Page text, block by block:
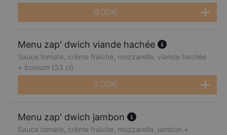
8.00€
Menu zap' dwich viande hachée
Sauce tomate, crème fraîche, mozzarella, viande hachée
+ boisson (33 cl)
9.00€
Menu zap' dwich jambon
Sauce tomate, crème fraîche, mozzarella, jambon +